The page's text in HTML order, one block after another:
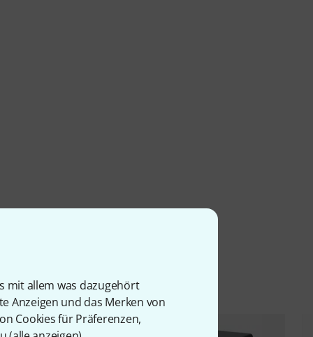
mit allem was dazugehört
Anzeigen und das Merken von
Cookies für Präferenzen,